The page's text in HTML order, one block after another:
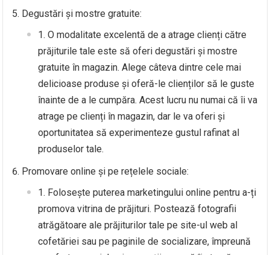
Degustări și mostre gratuite:
O modalitate excelentă de a atrage clienți către
prăjiturile tale este să oferi degustări și mostre
gratuite în magazin. Alege câteva dintre cele mai
delicioase produse și oferă-le clienților să le guste
înainte de a le cumpăra. Acest lucru nu numai că îi va
atrage pe clienți în magazin, dar le va oferi și
oportunitatea să experimenteze gustul rafinat al
produselor tale.
Promovare online și pe rețelele sociale:
Folosește puterea marketingului online pentru a-ți
promova vitrina de prăjituri. Postează fotografii
atrăgătoare ale prăjiturilor tale pe site-ul web al
cofetăriei sau pe paginile de socializare, împreună